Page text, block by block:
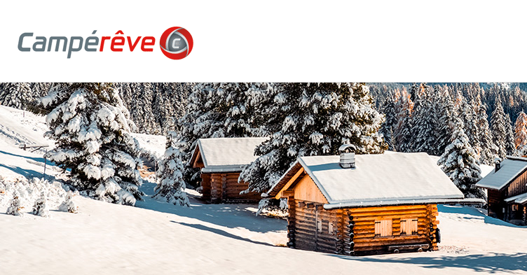
Campereve, Fourgons, véhicules de loisirs